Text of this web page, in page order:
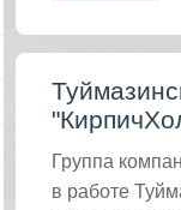
Группа
в работе